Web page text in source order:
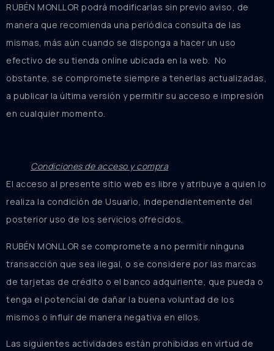
RUBÉN MONLLOR podrá modificarlas sin previo aviso, de
manera que recomienda una periódica consulta de las
mismas, más aún cuando se disponga a hacer un uso
efectivo de su tienda online ubicada en la web. No
obstante, se compromete siempre a tenerlas actualizadas,
a publicar la última versión y permitir su acceso e impresión
en cualquier momento.
Condiciones de acceso y compra
El acceso al presente sitio web es libre y atribuye a quien lo
realiza la condición de Usuario, independientemente del
posterior uso de los servicios ofrecidos.
RUBÉN MONLLOR se compromete a no permitir ninguna
transacción que sea ilegal, o se considere por las marcas
de tarjetas de crédito o el banco adquiriente, que pueda o
tenga el potencial de dañar la buena voluntad de los
mismos o influir de manera negativa en ellos.
Las siguientes actividades están prohibidas en virtud de